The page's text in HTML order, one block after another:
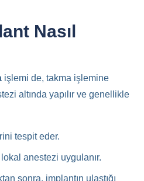
Nasıl
işlemi de, takma işlemine
altında yapılır ve genellikle
tespit eder.
anestezi uygulanır.
sonra, implantın ulaştığı